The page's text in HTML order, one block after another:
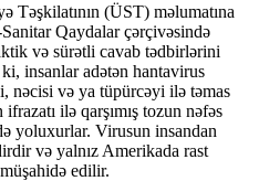
(ÜST) məlumatına
Qaydalar çərçivəsində
və sürətli cavab tədbirlərini
insanlar adətən hantavirus
nəcisi və ya tüpürcəyi ilə təmas
ilə qarşımış tozun nəfəs
yoluxurlar. Virusun insandan
və yalnız Amerikada rast
edilir.